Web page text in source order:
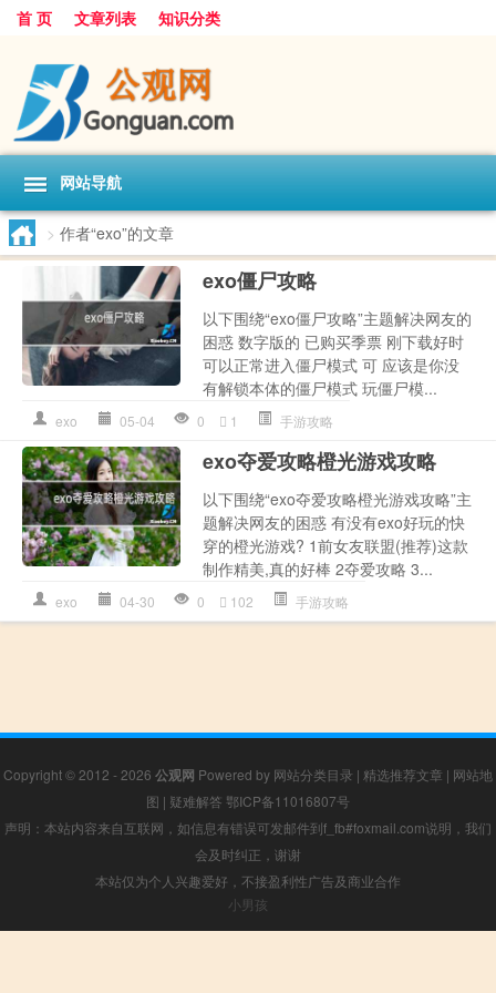
首 页 文章列表 知识分类
网站导航
> 作者“exo”的文章
exo僵尸攻略
以下围绕“exo僵尸攻略”主题解决网友的
困惑 数字版的 已购买季票 刚下载好时
可以正常进入僵尸模式 可 应该是你没
有解锁本体的僵尸模式 玩僵尸模...
exo 05-04 0 1 手游攻略
exo夺爱攻略橙光游戏攻略
以下围绕“exo夺爱攻略橙光游戏攻略”主
题解决网友的困惑 有没有exo好玩的快
穿的橙光游戏? 1前女友联盟(推荐)这款
制作精美,真的好棒 2夺爱攻略 3...
exo 04-30 0 102 手游攻略
Copyright © 2012 - 2026 公观网 Powered by 网站分类目录 | 精选推荐文章 | 网站地
图 | 疑难解答 鄂ICP备11016807号
声明：本站内容来自互联网，如信息有错误可发邮件到f_fb#foxmail.com说明，我们
会及时纠正，谢谢
本站仅为个人兴趣爱好，不接盈利性广告及商业合作
小男孩